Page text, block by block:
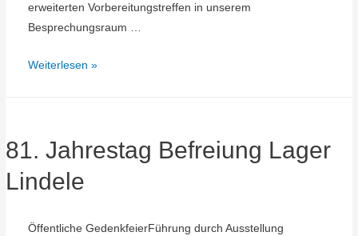
erweiterten Vorbereitungstreffen in unserem
Besprechungsraum …
Vorbereitungstreffen
Weiterlesen »
81. Jahrestag Befreiung Lager
Lindele
Öffentliche GedenkfeierFührung durch Ausstellung